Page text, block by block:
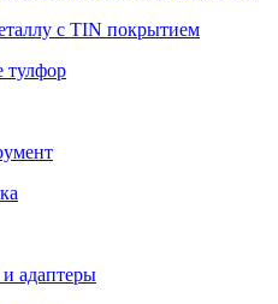
с TIN покрытием
тулфор
адаптеры